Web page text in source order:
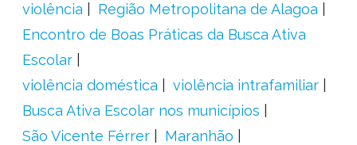
violência
Região Metropolitana de Alagoa
Encontro de Boas Práticas da Busca Ativa
Escolar
violência doméstica
violência intrafamiliar
Busca Ativa Escolar nos municípios
São Vicente Férrer
Maranhão